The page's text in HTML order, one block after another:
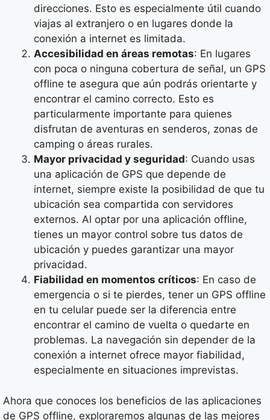
direcciones. Esto es especialmente útil cuando
viajas al extranjero o en lugares donde la
conexión a internet es limitada.
Accesibilidad en áreas remotas: En lugares
con poca o ninguna cobertura de señal, un GPS
offline te asegura que aún podrás orientarte y
encontrar el camino correcto. Esto es
particularmente importante para quienes
disfrutan de aventuras en senderos, zonas de
camping o áreas rurales.
Mayor privacidad y seguridad: Cuando usas
una aplicación de GPS que depende de
internet, siempre existe la posibilidad de que tu
ubicación sea compartida con servidores
externos. Al optar por una aplicación offline,
tienes un mayor control sobre tus datos de
ubicación y puedes garantizar una mayor
privacidad.
Fiabilidad en momentos críticos: En caso de
emergencia o si te pierdes, tener un GPS offline
en tu celular puede ser la diferencia entre
encontrar el camino de vuelta o quedarte en
problemas. La navegación sin depender de la
conexión a internet ofrece mayor fiabilidad,
especialmente en situaciones imprevistas.
Ahora que conoces los beneficios de las aplicaciones
de GPS offline, exploraremos algunas de las mejores